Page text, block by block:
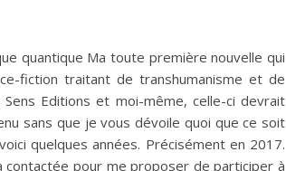
quantique Ma toute première nouvelle qui
fiction traitant de transhumanisme et de
Editions et moi-même, celle-ci devrait
sans que je vous dévoile quoi que ce soit
quelques années. Précisément en 2017.
contactée pour me proposer de participer à